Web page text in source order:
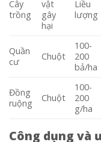
Cây
trồng
vật
gây
hại
Liều
lượng
Quần
cư
Chuột
100-
200
bả/ha
Đồng
ruộng
Chuột
100-
200
g/ha
Công dụng và